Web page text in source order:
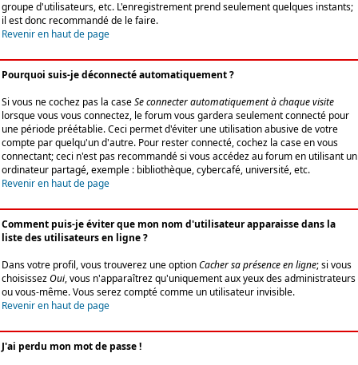
groupe d'utilisateurs, etc. L'enregistrement prend seulement quelques instants;
il est donc recommandé de le faire.
Revenir en haut de page
Pourquoi suis-je déconnecté automatiquement ?
Si vous ne cochez pas la caseSe connecter automatiquement à chaque visite
lorsque vous vous connectez, le forum vous gardera seulement connecté pour
une période préétablie. Ceci permet d'éviter une utilisation abusive de votre
compte par quelqu'un d'autre. Pour rester connecté, cochez la case en vous
connectant; ceci n'est pas recommandé si vous accédez au forum en utilisant un
ordinateur partagé, exemple : bibliothèque, cybercafé, université, etc.
Revenir en haut de page
Comment puis-je éviter que mon nom d'utilisateur apparaisse dans la
liste des utilisateurs en ligne ?
Dans votre profil, vous trouverez une optionCacher sa présence en ligne; si vous
choisissezOui, vous n'apparaîtrez qu'uniquement aux yeux des administrateurs
ou vous-même. Vous serez compté comme un utilisateur invisible.
Revenir en haut de page
J'ai perdu mon mot de passe !